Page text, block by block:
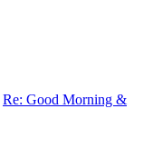
Re: Good Morning &